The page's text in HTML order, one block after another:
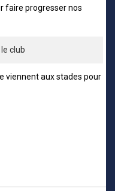
faire progresser nos
club
viennent aux stades pour